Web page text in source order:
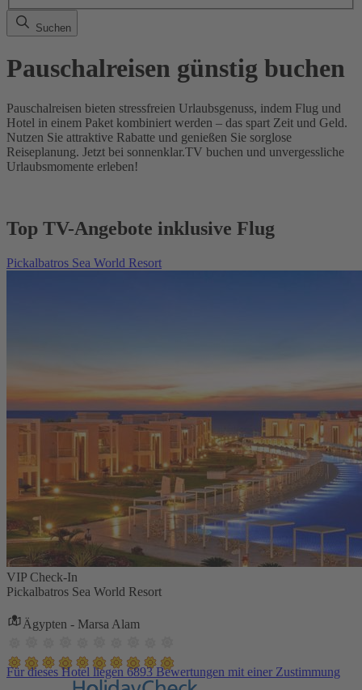
Suchen
Pauschalreisen günstig buchen
Pauschalreisen bieten stressfreien Urlaubsgenuss, indem Flug und
Hotel in einem Paket kombiniert werden – das spart Zeit und Geld.
Nutzen Sie attraktive Rabatte und genießen Sie sorglose
Reiseplanung. Jetzt bei sonnenklar.TV buchen und unvergessliche
Urlaubsmomente erleben!
Top TV-Angebote inklusive Flug
Pickalbatros Sea World Resort
VIP Check-In
Pickalbatros Sea World Resort
Ägypten - Marsa Alam
Für dieses Hotel liegen 6893 Bewertungen mit einer Zustimmung